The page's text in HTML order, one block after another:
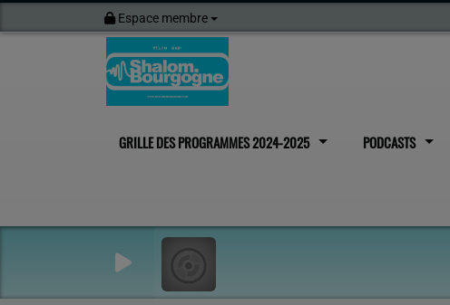
Espace membre
GRILLE DES PROGRAMMES 2024-2025 PODCASTS